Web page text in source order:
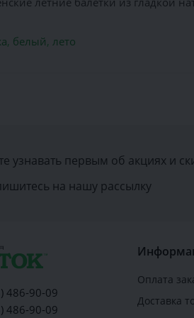
, белый, лето
узнавать первым об акциях и
на нашу рассылку
486-90-09
486-90-09
Оплата
Доставка